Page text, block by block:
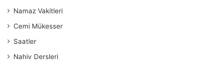
Namaz Vakitleri
Cemi Mükesser
Saatler
Nahiv Dersleri